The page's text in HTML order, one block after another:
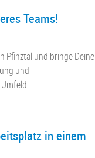
Teams!
Pfinztal und bringe Deine
und
in einem